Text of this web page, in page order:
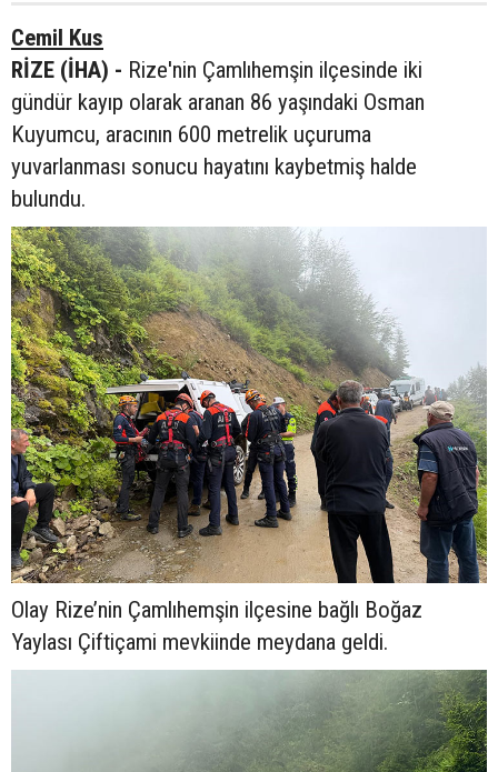
Cemil Kus
RİZE (İHA) - Rize'nin Çamlıhemşin ilçesinde iki
gündür kayıp olarak aranan 86 yaşındaki Osman
Kuyumcu, aracının 600 metrelik uçuruma
yuvarlanması sonucu hayatını kaybetmiş halde
bulundu.
Olay Rize’nin Çamlıhemşin ilçesine bağlı Boğaz
Yaylası Çiftiçami mevkiinde meydana geldi.